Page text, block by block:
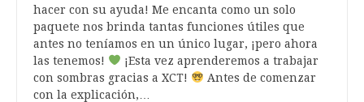
hacer con su ayuda! Me encanta como un solo
paquete nos brinda tantas funciones útiles que
antes no teníamos en un único lugar, ¡pero ahora
las tenemos!
¡Esta vez aprenderemos a trabajar
con sombras gracias a XCT!
Antes de comenzar
con la explicación,…